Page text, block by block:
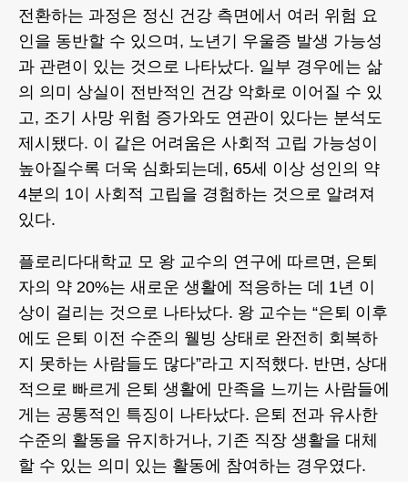
전환하는 과정은 정신 건강 측면에서 여러 위험 요
인을 동반할 수 있으며, 노년기 우울증 발생 가능성
과 관련이 있는 것으로 나타났다. 일부 경우에는 삶
의 의미 상실이 전반적인 건강 악화로 이어질 수 있
고, 조기 사망 위험 증가와도 연관이 있다는 분석도
제시됐다. 이 같은 어려움은 사회적 고립 가능성이
높아질수록 더욱 심화되는데, 65세 이상 성인의 약
4분의 1이 사회적 고립을 경험하는 것으로 알려져
있다.
플로리다대학교 모 왕 교수의 연구에 따르면, 은퇴
자의 약 20%는 새로운 생활에 적응하는 데 1년 이
상이 걸리는 것으로 나타났다. 왕 교수는 “은퇴 이후
에도 은퇴 이전 수준의 웰빙 상태로 완전히 회복하
지 못하는 사람들도 많다”라고 지적했다. 반면, 상대
적으로 빠르게 은퇴 생활에 만족을 느끼는 사람들에
게는 공통적인 특징이 나타났다. 은퇴 전과 유사한
수준의 활동을 유지하거나, 기존 직장 생활을 대체
할 수 있는 의미 있는 활동에 참여하는 경우였다.